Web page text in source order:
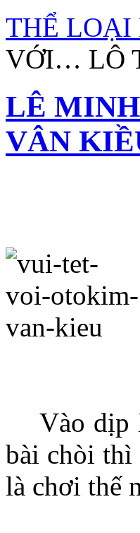
THỂ LOẠI
VỚI… LÔ
LÊ
VÂN
Vào dịp
bài chòi thì
là chơi thế